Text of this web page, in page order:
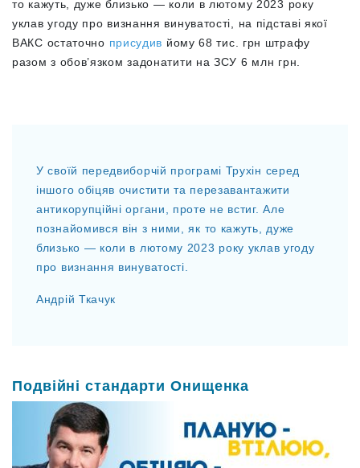
то кажуть, дуже близько — коли в лютому 2023 року
уклав угоду про визнання винуватості, на підставі якої
ВАКС остаточно присудив йому 68 тис. грн штрафу
разом з обов’язком задонатити на ЗСУ 6 млн грн.
У своїй передвиборчій програмі Трухін серед
іншого обіцяв очистити та перезавантажити
антикорупційні органи, проте не встиг. Але
познайомився він з ними, як то кажуть, дуже
близько — коли в лютому 2023 року уклав угоду
про визнання винуватості.
Андрій Ткачук
Подвійні стандарти Онищенка